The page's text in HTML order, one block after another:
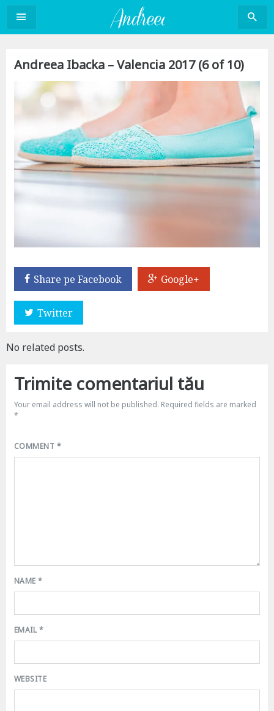
Sari
conținut
Andreea Ibacka – Valencia 2017 (6 of 10)
Share pe Facebook Google+
Twitter
No related posts.
Trimite comentariul tău
Your email address will not be published. Required fields are marked
*
COMMENT *
NAME*
EMAIL*
WEBSITE